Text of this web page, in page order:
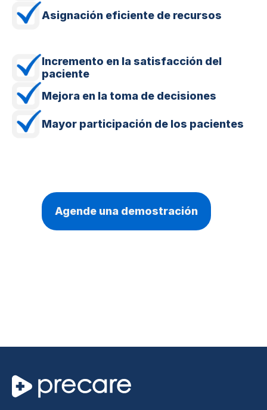
Asignación eficiente de recursos
Incremento en la satisfacción del
paciente
Mejora en la toma de decisiones
Mayor participación de los pacientes
Agende una demostración